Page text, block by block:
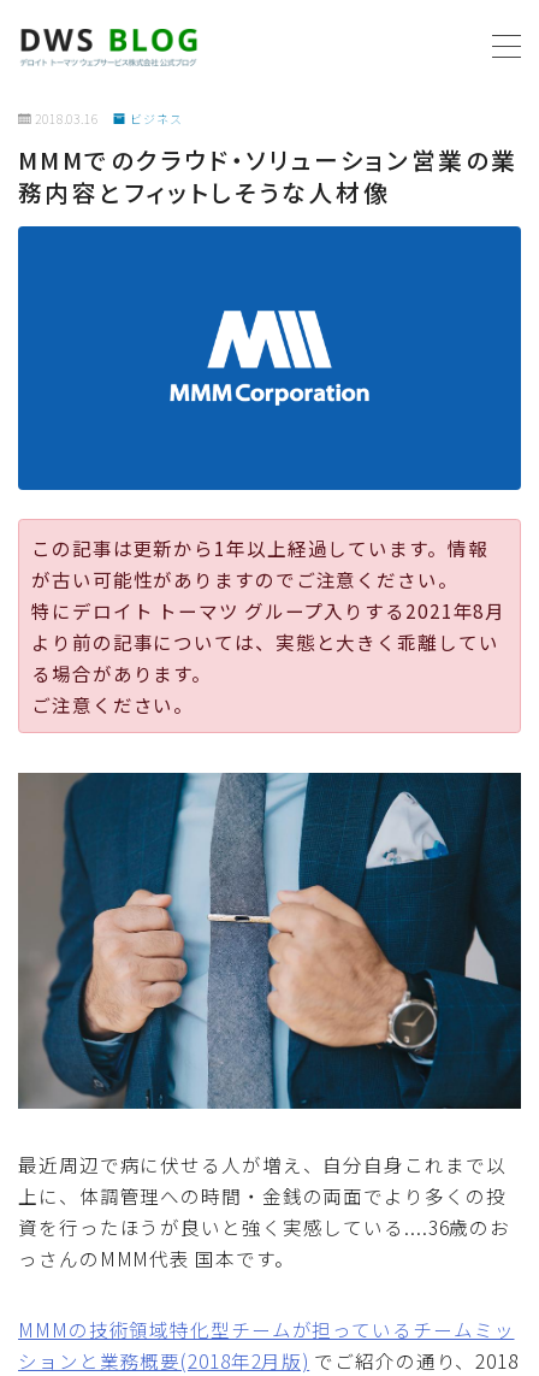
ホーム
AWS
公式ページ
2018.03.16 ビジネス
MMMでのクラウド・ソリューション営業の業
務内容とフィットしそうな人材像
この記事は更新から1年以上経過しています。情報
が古い可能性がありますのでご注意ください。
特にデロイト トーマツ グループ入りする2021年8月
より前の記事については、実態と大きく乖離してい
る場合があります。
ご注意ください。
最近周辺で病に伏せる人が増え、自分自身これまで以
上に、体調管理への時間・金銭の両面でより多くの投
資を行ったほうが良いと強く実感している....36歳のお
っさんのMMM代表 国本です。
MMMの技術領域特化型チームが担っているチームミッ
ションと業務概要(2018年2月版) でご紹介の通り、2018